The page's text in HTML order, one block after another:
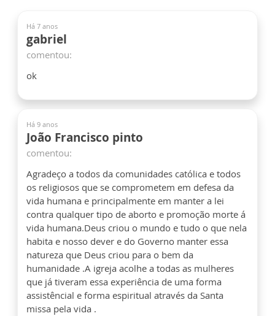
Há 7 anos
gabriel
comentou:
ok
Há 9 anos
João Francisco pinto
comentou:
Agradeço a todos da comunidades católica e todos
os religiosos que se comprometem em defesa da
vida humana e principalmente em manter a lei
contra qualquer tipo de aborto e promoção morte á
vida humana.Deus criou o mundo e tudo o que nela
habita e nosso dever e do Governo manter essa
natureza que Deus criou para o bem da
humanidade .A igreja acolhe a todas as mulheres
que já tiveram essa experiência de uma forma
assistêncial e forma espiritual através da Santa
missa pela vida .